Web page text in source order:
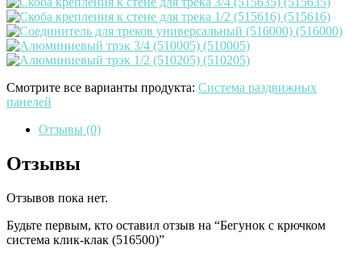
Смотрите все варианты продукта: Система раздвижных
панелей
Отзывы (0)
Отзывы
Отзывов пока нет.
Будьте первым, кто оставил отзыв на “Бегунок с крючком
система клик-клак (516500)”